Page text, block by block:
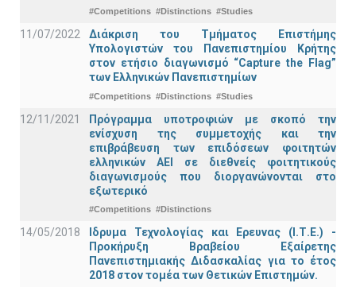
#Competitions #Distinctions #Studies
11/07/2022
Διάκριση του Τμήματος Επιστήμης
Υπολογιστών του Πανεπιστημίου Κρήτης
στον ετήσιο διαγωνισμό “Capture the Flag”
των Ελληνικών Πανεπιστημίων
#Competitions #Distinctions #Studies
12/11/2021
Πρόγραμμα υποτροφιών με σκοπό την
ενίσχυση της συμμετοχής και την
επιβράβευση των επιδόσεων φοιτητών
ελληνικών ΑΕΙ σε διεθνείς φοιτητικούς
διαγωνισμούς που διοργανώνονται στο
εξωτερικό
#Competitions #Distinctions
14/05/2018
Ιδρυμα Τεχνολογίας και Ερευνας (Ι.Τ.Ε.) -
Προκήρυξη Βραβείου Εξαίρετης
Πανεπιστημιακής Διδασκαλίας για το έτος
2018 στον τομέα των Θετικών Επιστημών.